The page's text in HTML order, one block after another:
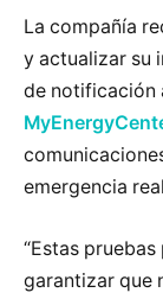
La compañía
y actualizar su
de notificación
emergencia
“Estas
garantizar que